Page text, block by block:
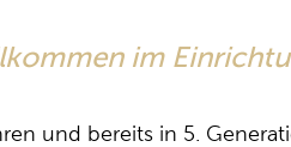
im
und bereits in 5.